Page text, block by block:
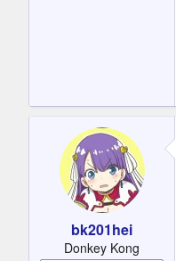
bk201hei
Donkey Kong